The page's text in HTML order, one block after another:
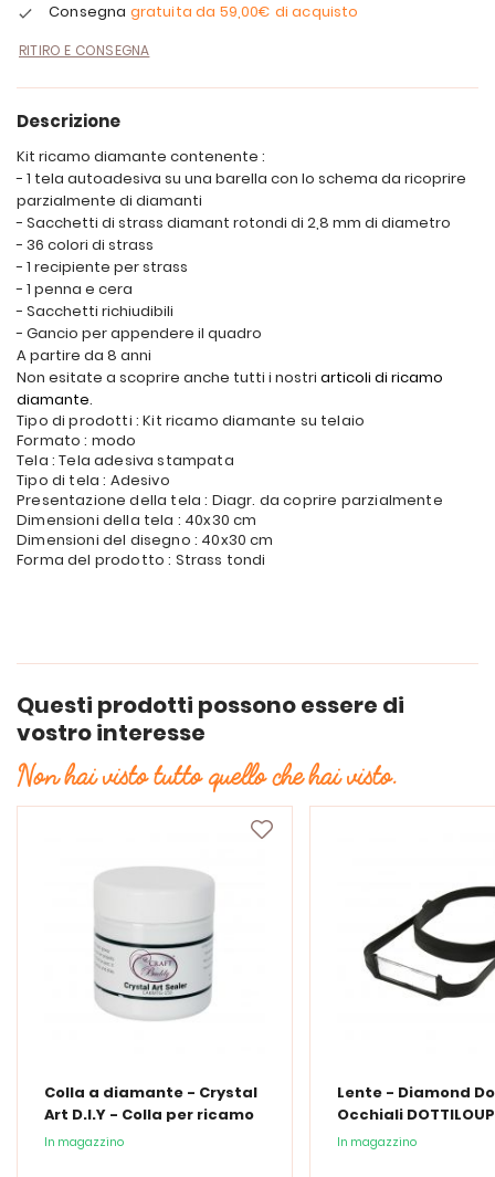
Consegna gratuita da 59,00€ di acquisto
RITIRO E CONSEGNA
Descrizione
Kit ricamo diamante contenente :
- 1 tela autoadesiva su una barella con lo schema da ricoprire
parzialmente di diamanti
- Sacchetti di strass diamant rotondi di 2,8 mm di diametro
- 36 colori di strass
- 1 recipiente per strass
- 1 penna e cera
- Sacchetti richiudibili
- Gancio per appendere il quadro
A partire da 8 anni
Non esitate a scoprire anche tutti i nostri articoli di ricamo
diamante.
Tipo di prodotti : Kit ricamo diamante su telaio
Formato : modo
Tela : Tela adesiva stampata
Tipo di tela : Adesivo
Presentazione della tela : Diagr. da coprire parzialmente
Dimensioni della tela : 40x30 cm
Dimensioni del disegno : 40x30 cm
Forma del prodotto : Strass tondi
Questi prodotti possono essere di
vostro interesse
Non hai visto tutto quello che hai visto.
Colla a diamante - Crystal
Art D.I.Y - Colla per ricamo
a diamante - 150 ml
In magazzino
Lente - Diamond
Occhiali DOTTILOUP
In magazzino